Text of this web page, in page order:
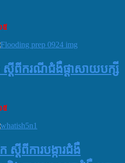
៥
ស្តីពីករណីជំងឺផ្តាសាយបក្សី
៥
ដីពីការបង្ការជំងឺ